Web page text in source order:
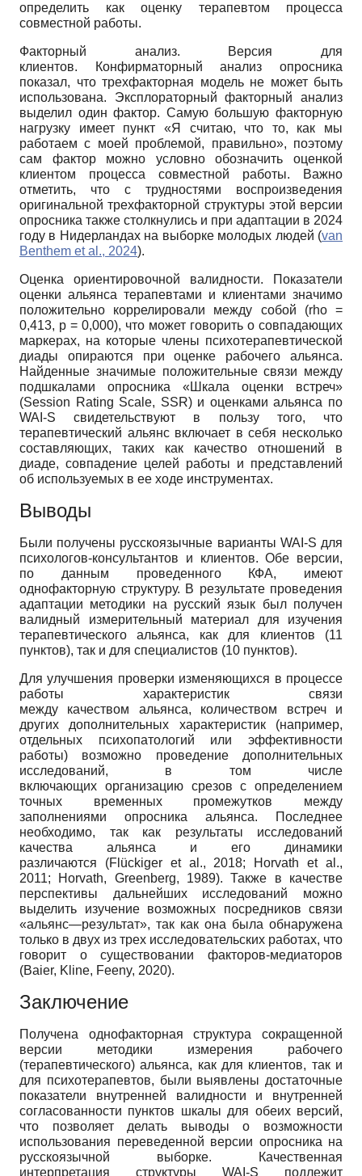
определить как оценку терапевтом процесса
совместной работы.
Факторный анализ. Версия для
клиентов. Конфирматорный анализ опросника
показал, что трехфакторная модель не может быть
использована. Эксплораторный факторный анализ
выделил один фактор. Самую большую факторную
нагрузку имеет пункт «Я считаю, что то, как мы
работаем с моей проблемой, правильно», поэтому
сам фактор можно условно обозначить оценкой
клиентом процесса совместной работы. Важно
отметить, что с трудностями воспроизведения
оригинальной трехфакторной структуры этой версии
опросника также столкнулись и при адаптации в 2024
году в Нидерландах на выборке молодых людей (van
Benthem et al., 2024).
Оценка ориентировочной валидности. Показатели
оценки альянса терапевтами и клиентами значимо
положительно коррелировали между собой (rho =
0,413, p = 0,000), что может говорить о совпадающих
маркерах, на которые члены психотерапевтической
диады опираются при оценке рабочего альянса.
Найденные значимые положительные связи между
подшкалами опросника «Шкала оценки встреч»
(Session Rating Scale, SSR) и оценками альянса по
WAI-S свидетельствуют в пользу того, что
терапевтический альянс включает в себя несколько
составляющих, таких как качество отношений в
диаде, совпадение целей работы и представлений
об используемых в ее ходе инструментах.
Выводы
Были получены русскоязычные варианты WAI-S для
психологов-консультантов и клиентов. Обе версии,
по данным проведенного КФА, имеют
однофакторную структуру. В результате проведения
адаптации методики на русский язык был получен
валидный измерительный материал для изучения
терапевтического альянса, как для клиентов (11
пунктов), так и для специалистов (10 пунктов).
Для улучшения проверки изменяющихся в процессе
работы характеристик связи
между качеством альянса, количеством встреч и
других дополнительных характеристик (например,
отдельных психопатологий или эффективности
работы) возможно проведение дополнительных
исследований, в том числе
включающих организацию срезов с определением
точных временных промежутков между
заполнениями опросника альянса. Последнее
необходимо, так как результаты исследований
качества альянса и его динамики
различаются (Flückiger et al., 2018; Horvath et al.,
2011; Horvath, Greenberg, 1989). Также в качестве
перспективы дальнейших исследований можно
выделить изучение возможных посредников связи
«альянс—результат», так как она была обнаружена
только в двух из трех исследовательских работах, что
говорит о существовании факторов-медиаторов
(Baier, Kline, Feeny, 2020).
Заключение
Получена однофакторная структура сокращенной
версии методики измерения рабочего
(терапевтического) альянса, как для клиентов, так и
для психотерапевтов, были выявлены достаточные
показатели внутренней валидности и внутренней
согласованности пунктов шкалы для обеих версий,
что позволяет делать выводы о возможности
использования переведенной версии опросника на
русскоязычной выборке. Качественная
интерпретация структуры WAI-S подлежит